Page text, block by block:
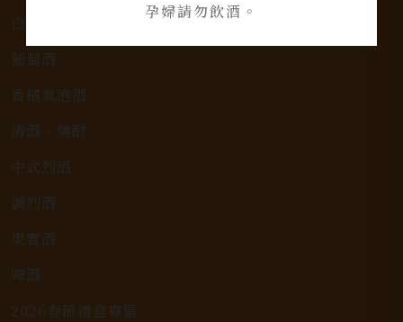
孕婦請勿飲酒。
白蘭地
葡萄酒
香檳氣泡酒
清酒、燒酎
中式烈酒
調烈酒
果實酒
啤酒
2026春節禮盒專區